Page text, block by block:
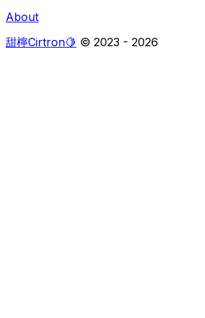
About
甜檸Cirtron🍋 © 2023 - 2026